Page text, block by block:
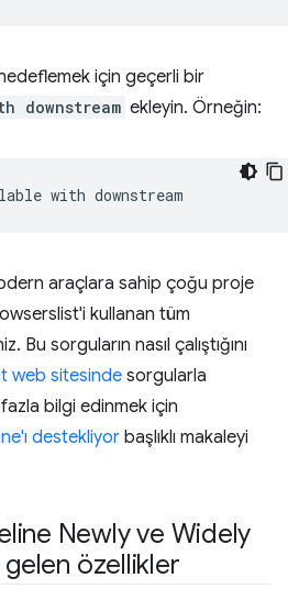
için geçerli bir
downstream ekleyin. Örneğin:
araçlara sahip çoğu proje
kullanan tüm
Bu sorguların nasıl çalıştığını
web sitesindesorgularla
bilgi edinmek için
destekliyor başlıklı makaleyi
Newly ve Widely
gelen özellikler